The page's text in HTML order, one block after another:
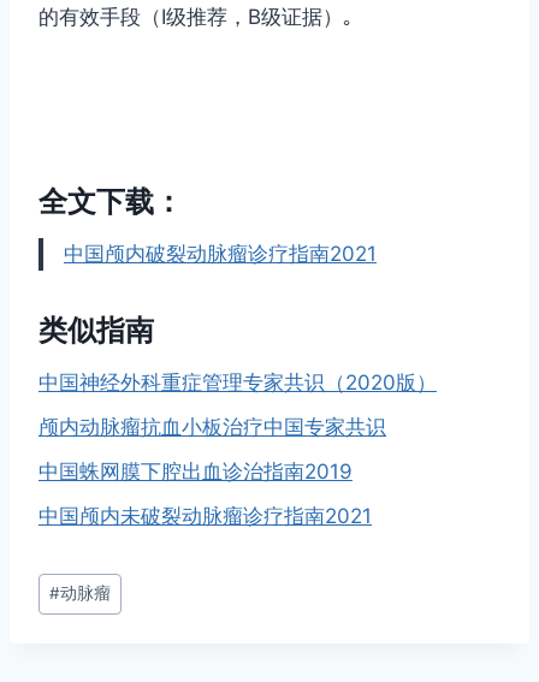
的有效手段（Ⅰ级推荐，B级证据）｡
全文下载：
中国颅内破裂动脉瘤诊疗指南2021
类似指南
中国神经外科重症管理专家共识（2020版）
颅内动脉瘤抗血小板治疗中国专家共识
中国蛛网膜下腔出血诊治指南2019
中国颅内未破裂动脉瘤诊疗指南2021
文
章
#动脉瘤